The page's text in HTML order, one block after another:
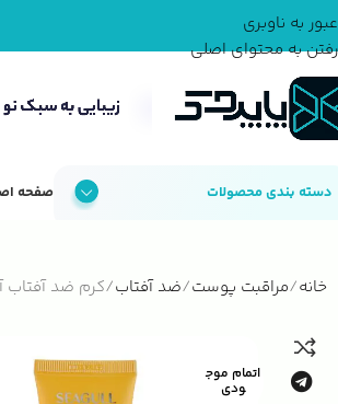
عبور به ناوبری
رفتن به محتوای اصلی
دسته بندی محصولات صفحه
خانه مراقبت پوست ضد آفتاب کرم ضد آفتاب
اتمام موج
ودی